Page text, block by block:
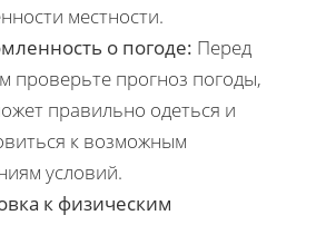
местности.
о погоде: Перед
проверьте прогноз погоды,
правильно одеться и
к возможным
условий.
к физическим